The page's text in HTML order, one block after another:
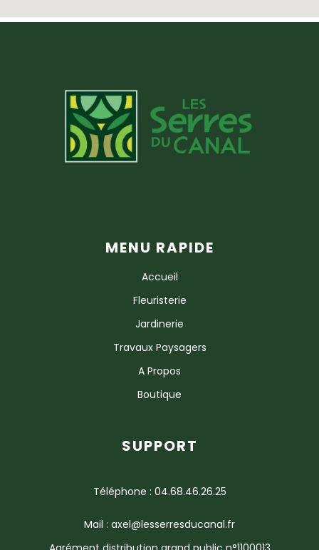
MENU RAPIDE
Accueil
Fleuristerie
Jardinerie
Travaux Paysagers
A Propos
Boutique
SUPPORT
Téléphone : 04.68.46.26.25
Mail : axel@lesserresducanal.fr